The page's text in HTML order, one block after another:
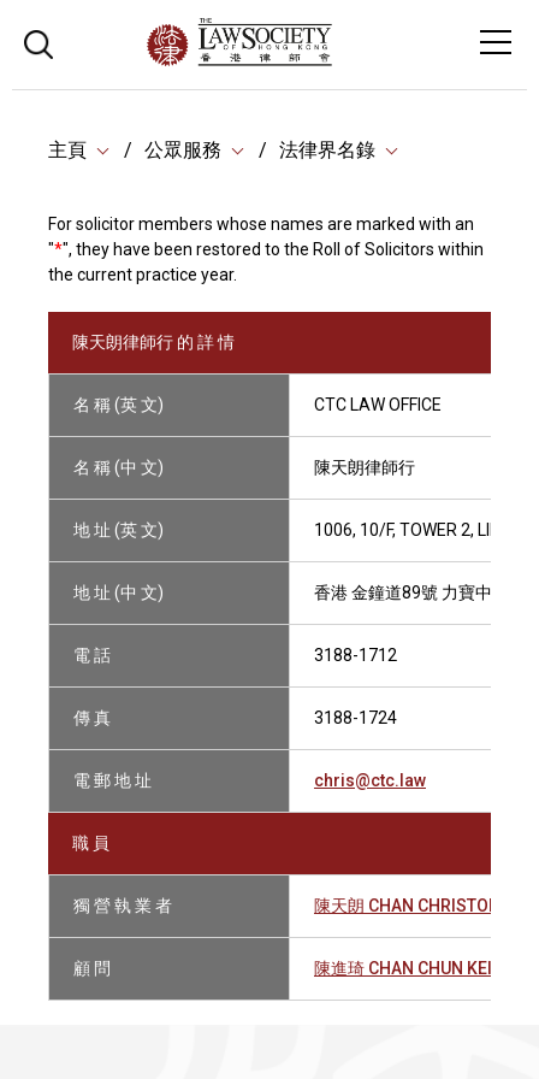
主頁 公眾服務 法律界名錄
For solicitor members whose names are marked with an
"*", they have been restored to the Roll of Solicitors within
the current practice year.
陳天朗律師行 的 詳 情
名 稱 (英 文) CTC LAW OFFICE
名 稱 (中 文) 陳天朗律師行
地 址 (英 文) 1006, 10/F, TOWER 2, LIPPO
地 址 (中 文) 香港 金鐘道89號 力寶中心2
電 話 3188-1712
傳 真 3188-1724
電 郵 地 址 chris@ctc.law
職 員
獨 營 執 業 者 陳天朗 CHAN CHRISTOPHER
顧 問 陳進琦 CHAN CHUN KEI,